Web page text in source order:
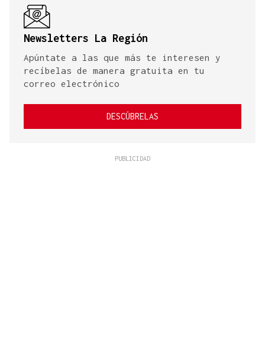
Newsletters La Región
Apúntate a las que más te interesen y
recíbelas de manera gratuita en tu
correo electrónico
DESCÚBRELAS